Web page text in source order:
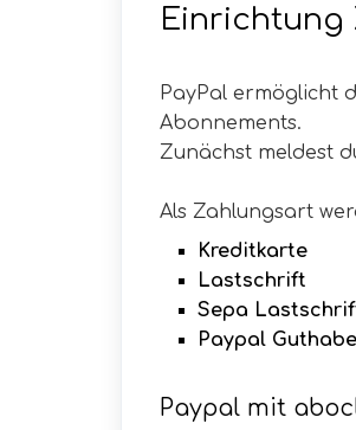
Einrichtung
PayPal ermöglicht
Abonnements.
Zunächst meldest
Als Zahlungsart
Kreditkarte
Lastschrift
Sepa
Paypal
Paypal mit